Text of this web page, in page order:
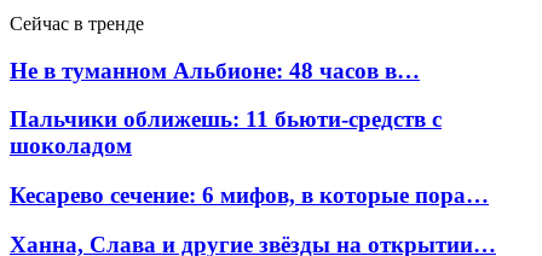
Сейчас в тренде
Не в туманном Альбионе: 48 часов в…
Пальчики оближешь: 11 бьюти-средств с
шоколадом
Кесарево сечение: 6 мифов, в которые пора…
Ханна, Слава и другие звёзды на открытии…